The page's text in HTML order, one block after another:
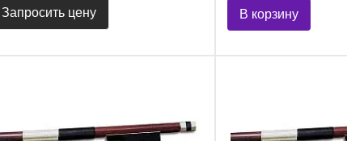
Запросить цену В корзину